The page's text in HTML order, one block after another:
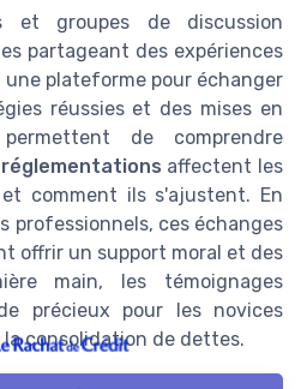
et groupes de discussion
partageant des expériences
plateforme pour échanger
réussies et des mises en
de comprendre
affectent les
comment ils s'ajustent. En
professionnels, ces échanges
offrir un support moral et des
main, les témoignages
précieux pour les novices
consolidation de dettes.